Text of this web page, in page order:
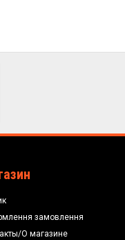
замовлення
О магазине